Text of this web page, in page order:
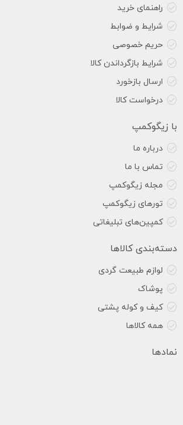
راهنمای خرید
شرایط و ضوابط
حریم خصوصی
شرایط بازگرداندن کالا
ارسال بازخورد
درخواست کالا
با زیگوکمپ
درباره ما
تماس با ما
مجله زیگوکمپ
تورهای زیگوکمپ
کمپین‌های تبلیغاتی
دسته‌بندی کالاها
لوازم طبیعت گردی
پوشاک
کیف و کوله پشتی
همه کالاها
نمادها